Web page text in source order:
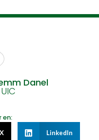
Danel
en:
X LinkedIn